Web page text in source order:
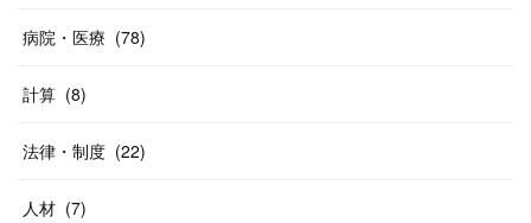
病院・医療 (78)
計算 (8)
法律・制度 (22)
人材 (7)